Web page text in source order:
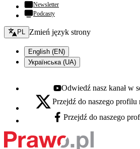
Newsletter
Podcasty
Zmień język - bieżący:
PL Zmień język strony
English (EN)
Українська (UA)
Youtube - otwiera się w nowej
Odwiedź nasz kanał w
X - otwiera się w nowej karcie
Przejdź do naszego
Facebook - otwiera się w nowej
Przejdź do naszego